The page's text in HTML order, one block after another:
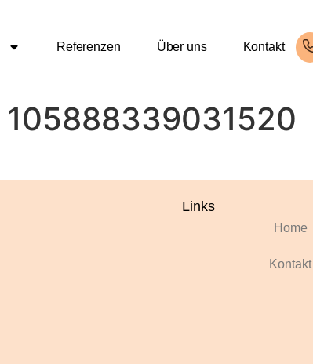
Referenzen Über uns Kontakt
105888339031520
Links
Home
Kontakt